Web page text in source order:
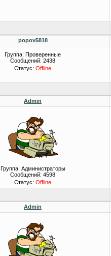
popov5818
Группа: Проверенные
Сообщений: 2438
Статус: Offline
Admin
Группа: Администраторы
Сообщений: 4598
Статус: Offline
Admin